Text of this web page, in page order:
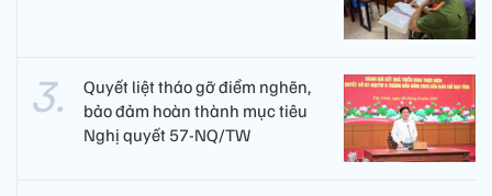
Quyết liệt tháo gỡ điểm nghẽn,
bảo đảm hoàn thành mục tiêu
Nghị quyết 57-NQ/TW